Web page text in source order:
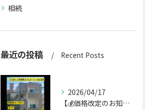
相続
最近の投稿 Recent Posts
2026/04/17
【💰価格改定のお知らせ】